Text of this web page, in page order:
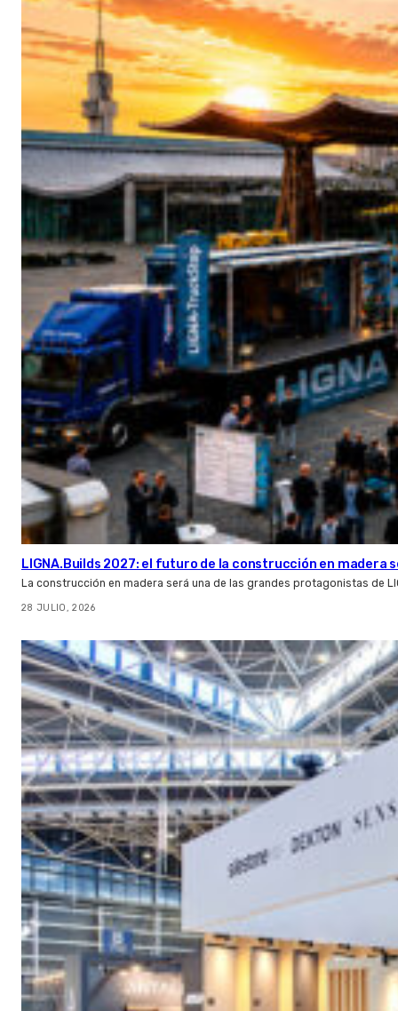
LIGNA.Builds 2027: el futuro de la construcción en madera
La construcción en madera será una de las grandes protagonistas de
28 JULIO, 2026